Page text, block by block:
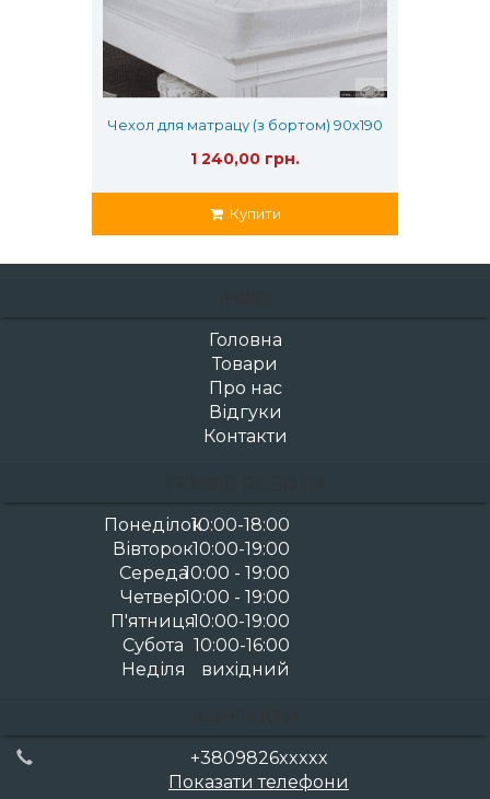
Чехол для матрацу (з бортом) 90х190
1 240,00 грн.
Купити
Головна
Товари
Про нас
Відгуки
Контакти
Понеділок10:00-18:00
Вівторок10:00-19:00
Середа10:00 - 19:00
Четвер10:00 - 19:00
П'ятниця10:00-19:00
Субота 10:00-16:00
Неділя
вихідний
+3809826xxxxx
Показати телефони